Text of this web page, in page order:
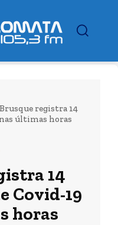
Brusque registra 14
últimas horas
14
Covid-19
horas